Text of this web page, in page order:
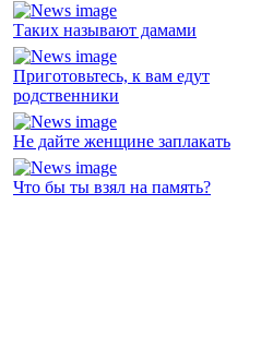
Таких называют дамами
Приготовьтесь, к вам едут
родственники
Не дайте женщине заплакать
Что бы ты взял на память?